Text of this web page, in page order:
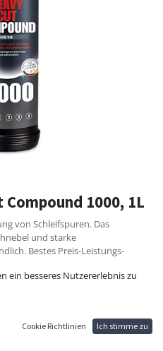
1000, 1L
von Schleifspuren. Das
und starke
Bestes Preis-Leistungs-
ein besseres Nutzererlebnis zu
Cookie Richtlinien Ich stimme zu